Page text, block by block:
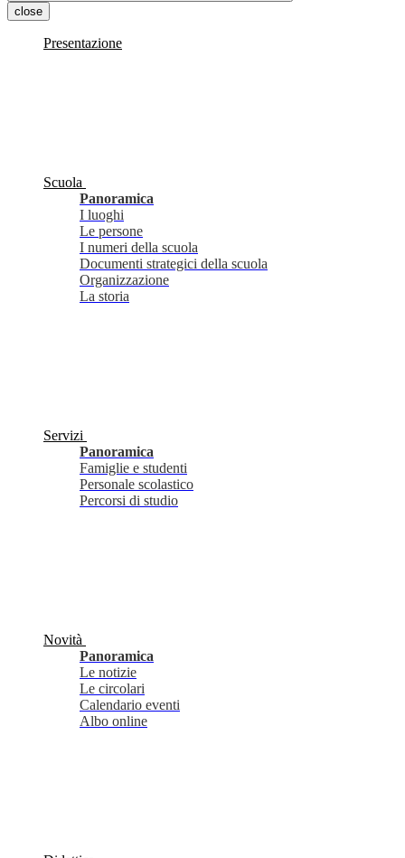
close
Presentazione
Scuola
Panoramica
I luoghi
Le persone
I numeri della scuola
Documenti strategici della scuola
Organizzazione
La storia
Servizi
Panoramica
Famiglie e studenti
Personale scolastico
Percorsi di studio
Novità
Panoramica
Le notizie
Le circolari
Calendario eventi
Albo online